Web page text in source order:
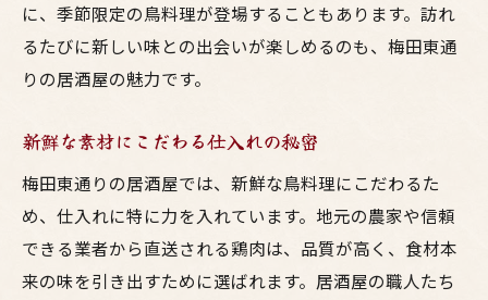
に、季節限定の鳥料理が登場することもあります。訪れ
るたびに新しい味との出会いが楽しめるのも、梅田東通
りの居酒屋の魅力です。
新鮮な素材にこだわる仕入れの秘密
梅田東通りの居酒屋では、新鮮な鳥料理にこだわるた
め、仕入れに特に力を入れています。地元の農家や信頼
できる業者から直送される鶏肉は、品質が高く、食材本
来の味を引き出すために選ばれます。居酒屋の職人たち